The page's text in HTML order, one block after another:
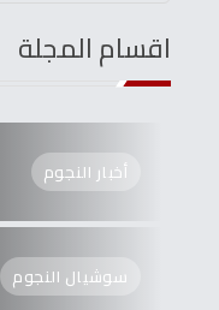
اقسام المجلة
أخبار النجوم
سوشيال النجوم